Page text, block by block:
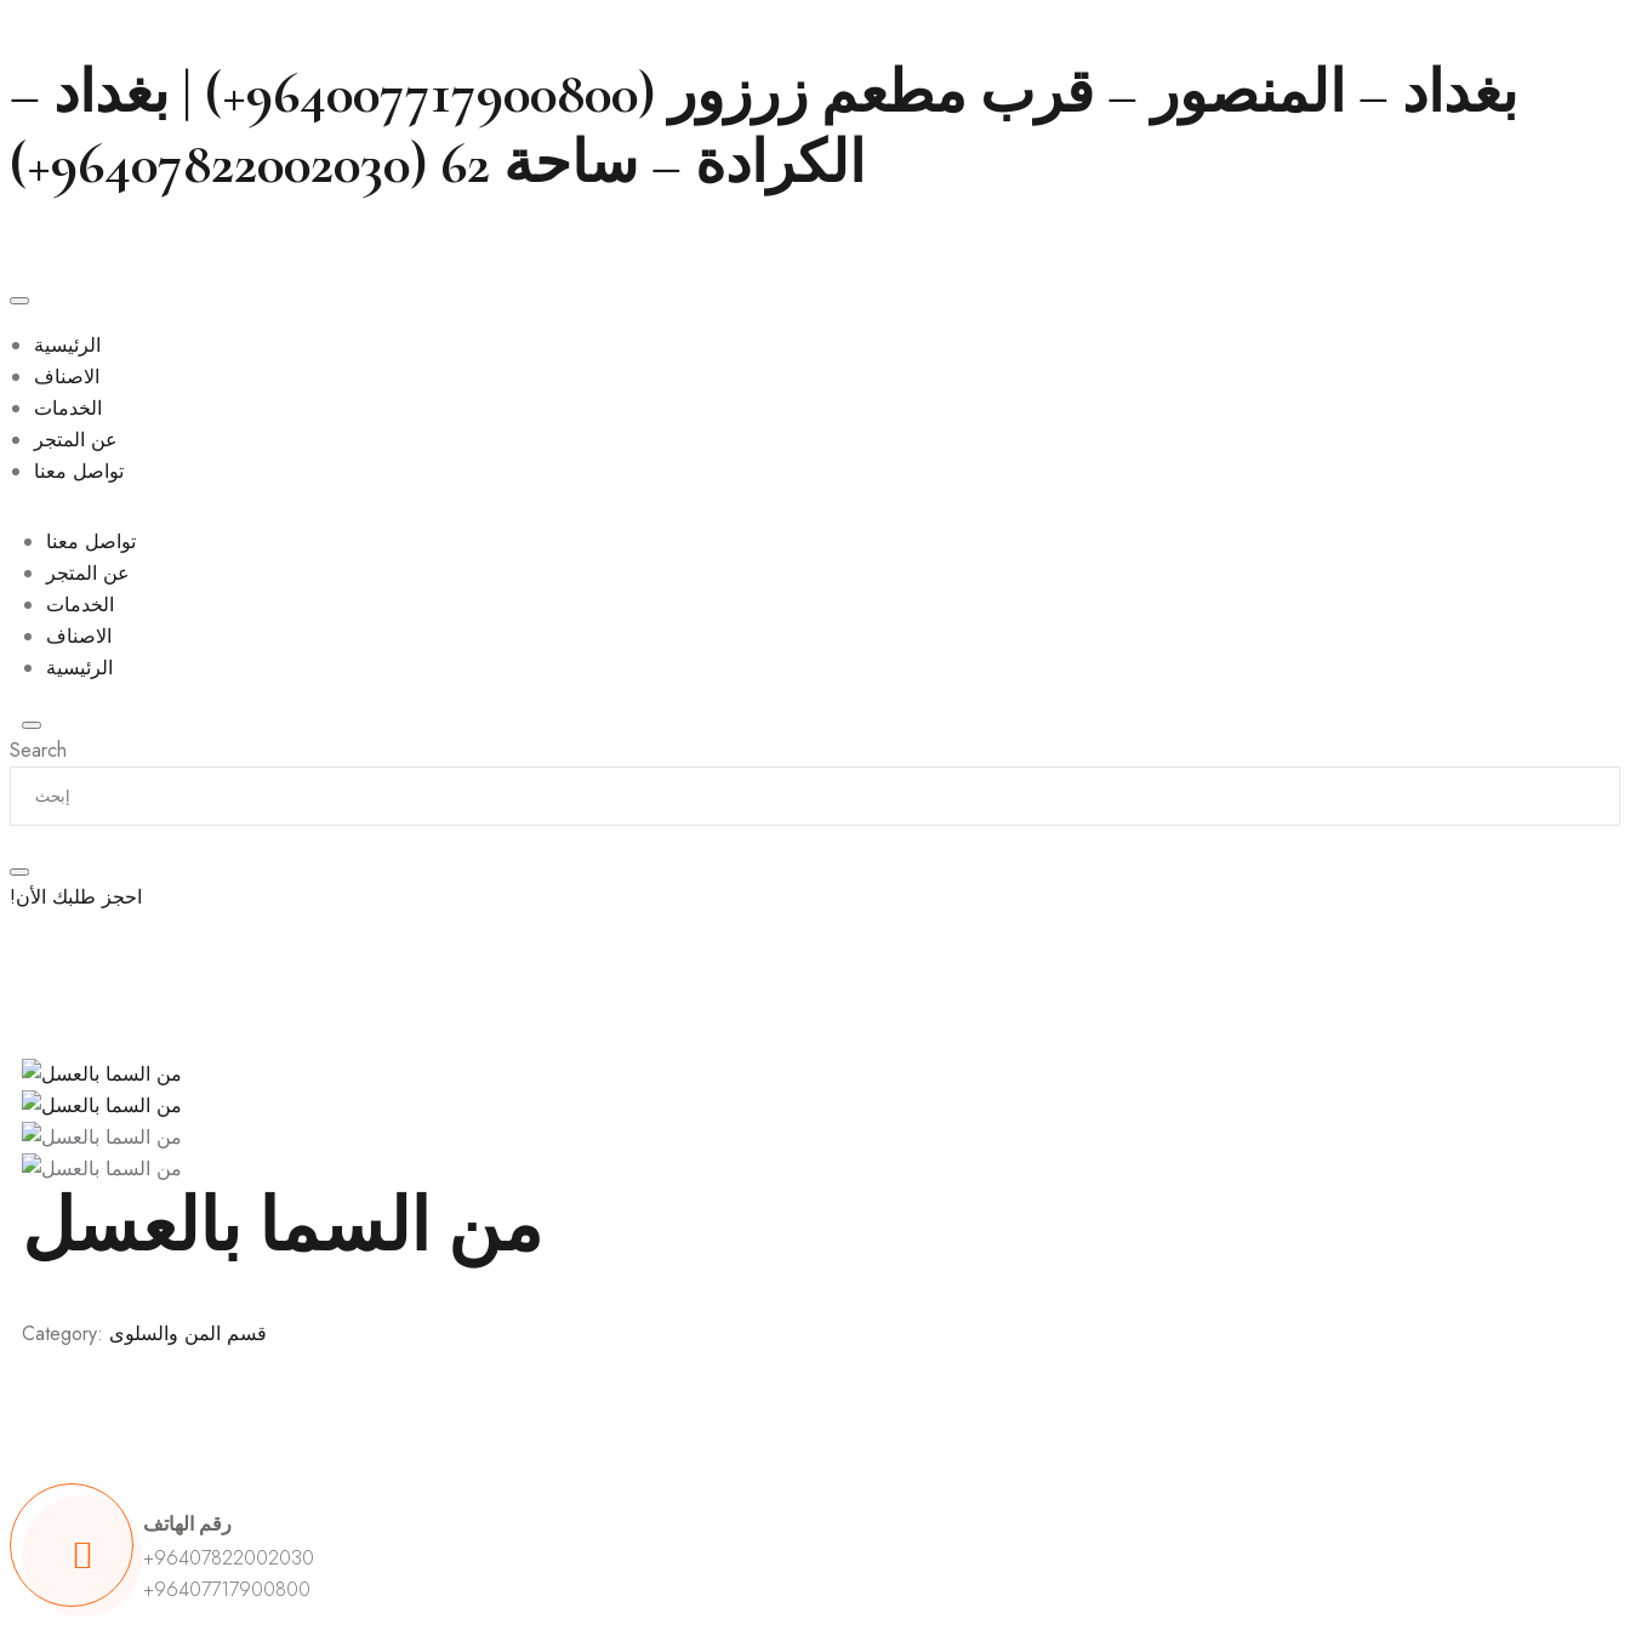
content
بغداد – المنصور – قرب مطعم زرزور (964007717900800+) | بغداد –
الكرادة – ساحة 62​ (96407822002030+)
الرئيسية
الاصناف
الخدمات
عن المتجر
تواصل معنا
تواصل معنا
عن المتجر
الخدمات
الاصناف
الرئيسية
Search
!احجز طلبك الأن
من السما بالعسل
Category: قسم المن والسلوى
رقم الهاتف
+96407822002030
+96407717900800